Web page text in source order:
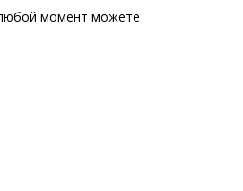
момент можете